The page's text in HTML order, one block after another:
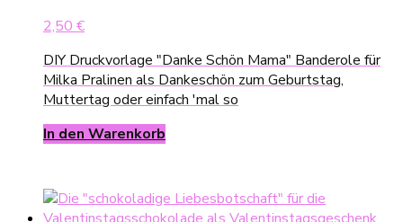
2,50 €
DIY Druckvorlage "Danke Schön Mama" Banderole für
Milka Pralinen als Dankeschön zum Geburtstag,
Muttertag oder einfach 'mal so
In den Warenkorb